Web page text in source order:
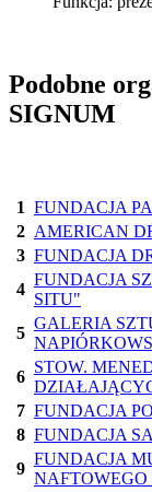
Podobne
SIGNUM
1 FUNDACJA
2 AMERICAN
3 FUNDACJA
4
FUNDACJA
SITU"
5
GALERIA
6
STOW.
7 FUNDACJA
8 FUNDACJA
9
FUNDACJA